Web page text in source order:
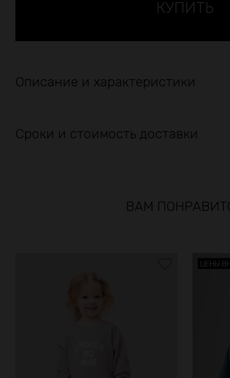
Описание и характеристики
Сроки и стоимость доставки
ВАМ